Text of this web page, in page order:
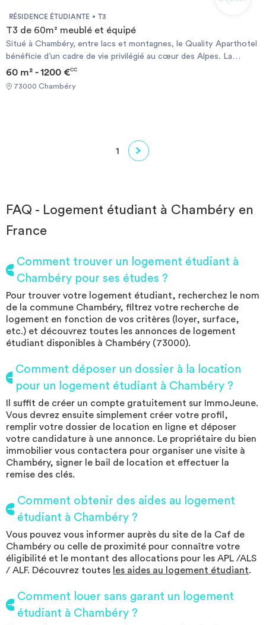
RÉSIDENCE ÉTUDIANTE T3
T3 de 60m² meublé et équipé
Situé à Chambéry, entre lacs et montagnes, le Quality Aparthotel
bénéficie d’un cadre de vie privilégié au cœur des Alpes. La
résidence offre un environnement à la fois paisible et dynamique,
particulièrement adapté aux étudiants, aux jeunes actifs et aux
cuisine fonctionnelle, d’une salle d’eau privative ainsi que d’une
connexion Wi-Fi, permettant de vivre, étudier ou travailler dans
et des principaux pôles d’études et d’activités de la région.
Chambéry séduit ainsi par son équilibre unique entre qualité de
vie, dynamisme urbain et environnement naturel exceptionnel.
60 m² - 1200 €CC
73000 Chambéry
1
FAQ - Logement étudiant à Chambéry en
France
Comment trouver un logement étudiant à
Chambéry pour ses études ?
Pour trouver votre logement étudiant, recherchez le nom
de la commune Chambéry, filtrez votre recherche de
logement en fonction de vos critères (loyer, surface,
etc.) et découvrez toutes les annonces de logement
étudiant disponibles à Chambéry (73000).
Comment déposer un dossier à la location
pour un logement étudiant à Chambéry ?
Il suffit de créer un compte gratuitement sur ImmoJeune.
Vous devrez ensuite simplement créer votre profil,
remplir votre dossier de location en ligne et déposer
votre candidature à une annonce. Le propriétaire du bien
immobilier vous contactera pour organiser une visite à
Chambéry, signer le bail de location et effectuer la
remise des clés.
Comment obtenir des aides au logement
étudiant à Chambéry ?
Vous pouvez vous informer auprès du site de la Caf de
Chambéry ou celle de proximité pour connaître votre
éligibilité et le montant des allocations pour les APL /ALS
/ ALF. Découvrez toutes les aides au logement étudiant.
Comment louer sans garant un logement
étudiant à Chambéry ?